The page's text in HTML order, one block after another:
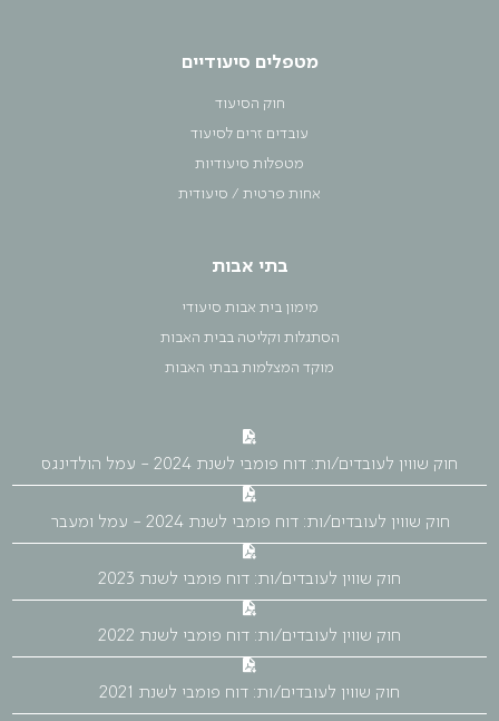
מטפלים סיעודיים
חוק הסיעוד
עובדים זרים לסיעוד
מטפלות סיעודיות
אחות פרטית / סיעודית
בתי אבות
מימון בית אבות סיעודי
הסתגלות וקליטה בבית האבות
מוקד המצלמות בבתי האבות
חוק שווין לעובדים/ות: דוח פומבי לשנת 2024 - עמל הולדינגס
חוק שווין לעובדים/ות: דוח פומבי לשנת 2024 - עמל ומעבר
חוק שווין לעובדים/ות: דוח פומבי לשנת 2023
חוק שווין לעובדים/ות: דוח פומבי לשנת 2022
חוק שווין לעובדים/ות: דוח פומבי לשנת 2021